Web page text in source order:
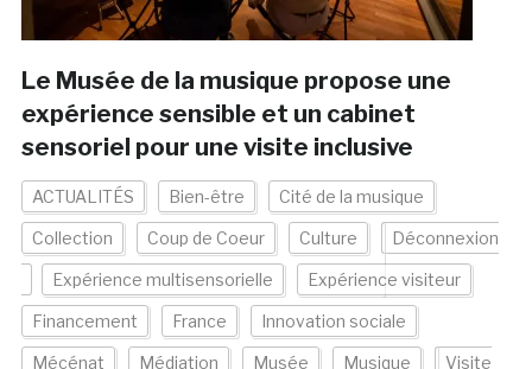
Le Musée de la musique propose une
expérience sensible et un cabinet
sensoriel pour une visite inclusive
ACTUALITÉS Bien-être Cité de la musique
Collection Coup de Coeur Culture Déconnexion
Expérience multisensorielle Expérience visiteur
Financement France Innovation sociale
Mécénat Médiation Musée Musique Visite